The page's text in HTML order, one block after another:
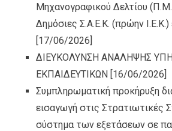
Μηχανογραφικού Δελτίου
Δημόσιες Σ.Α.Ε.Κ. (πρώην
[17/06/2026]
ΔΙΕΥΚΟΛΥΝΣΗ ΑΝΑΛΗΨΗΣ
ΕΚΠΑΙΔΕΥΤΙΚΩΝ [16/06/2026]
Συμπληρωματική προκήρυξη
εισαγωγή στις Στρατιωτικές
σύστημα των εξετάσεων σε